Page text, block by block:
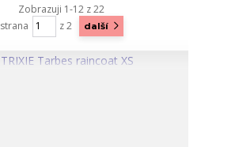
Zobrazuji 1-12 z 22
strana
z 2 další